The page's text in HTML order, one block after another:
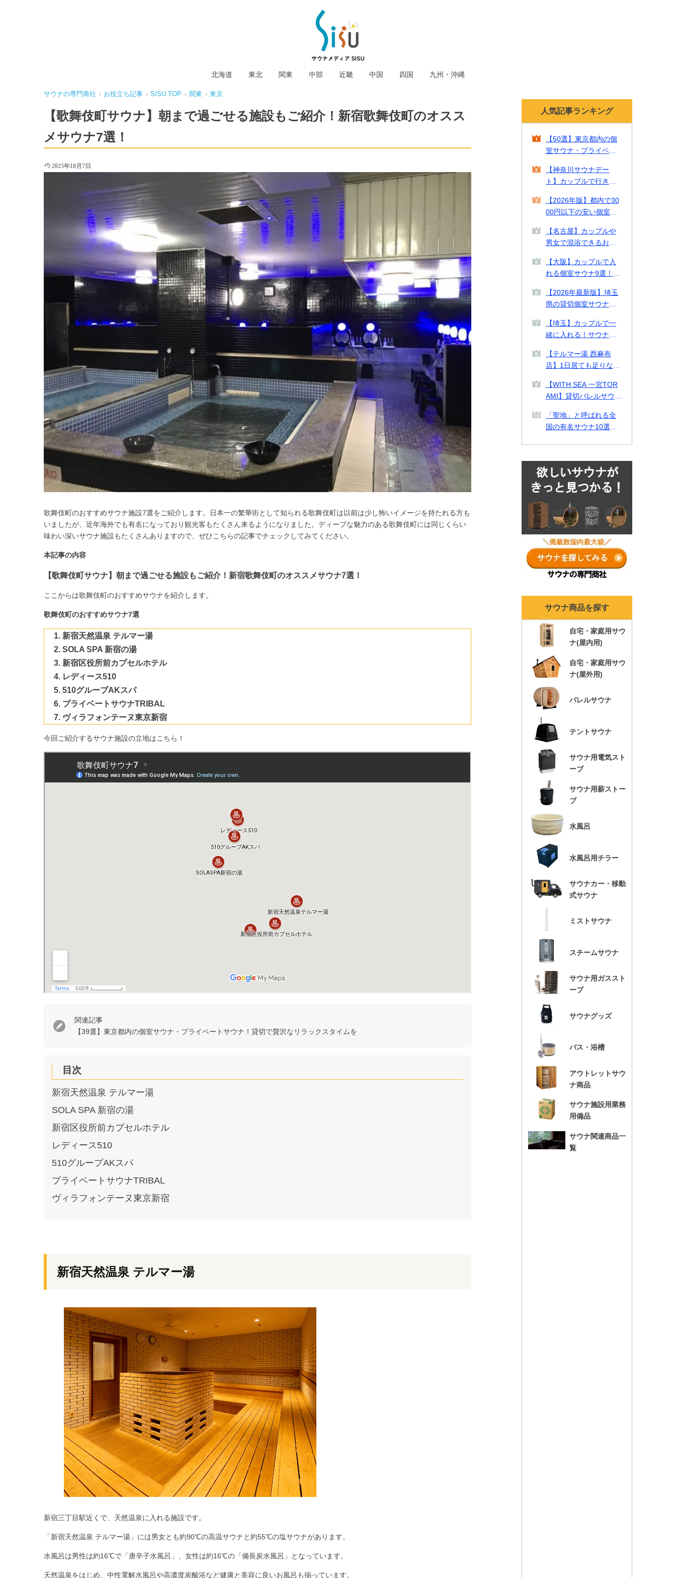
北海道 東北 関東 中部 近畿 中国 四国 九州・沖縄
サウナの専門商社 › お役立ち記事 › SISU TOP › 関東 › 東京
【歌舞伎町サウナ】朝まで過ごせる施設もご紹介！新宿歌舞伎町のオスス
メサウナ7選！
2025年10月7日
歌舞伎町のおすすめサウナ施設7選をご紹介します。日本一の繁華街として知られる歌舞伎町は以前は少し怖いイメージを持たれる方も
いましたが、近年海外でも有名になっており観光客もたくさん来るようになりました。ディープな魅力のある歌舞伎町には同じくらい
味わい深いサウナ施設もたくさんありますので、ぜひこちらの記事でチェックしてみてください。
本記事の内容
【歌舞伎町サウナ】朝まで過ごせる施設もご紹介！新宿歌舞伎町のオススメサウナ7選！
ここからは歌舞伎町のおすすめサウナを紹介します。
歌舞伎町のおすすめサウナ7選
新宿天然温泉 テルマー湯
SOLA SPA 新宿の湯
新宿区役所前カプセルホテル
レディース510
510グループAKスパ
プライベートサウナTRIBAL
ヴィラフォンテーヌ東京新宿
今回ご紹介するサウナ施設の立地はこちら！
関連記事
【39選】東京都内の個室サウナ・プライベートサウナ！貸切で贅沢なリラックスタイムを
目次
新宿天然温泉 テルマー湯
SOLA SPA 新宿の湯
新宿区役所前カプセルホテル
レディース510
510グループAKスパ
プライベートサウナTRIBAL
ヴィラフォンテーヌ東京新宿
新宿天然温泉 テルマー湯
新宿三丁目駅近くで、 天然温泉に入れる施設です。
「新宿天然温泉 テルマー湯」には男女とも約90℃の高温サウナと約55℃の塩サウナがあります。
水風呂は男性は約16℃で「唐辛子水風呂 」、女性は約16℃の「備長炭水風呂 」となっています。
天然温泉をはじめ、中性電解水風呂や高濃度炭酸浴など健康と美容に良いお風呂も揃っています。
人気記事ランキング
【50選】東京都内の個
室サウナ・プライベー
なリラックスタイムを
【2026年最新】
【神奈川サウナデー
ト】カップルで行きた
2選をご紹介！
【2026年版】都内で30
00円以下の安い個室サ
る施設を徹底比較【料
金表付き】
【名古屋】カップルや
男女で混浴できるおす
プライベートサウナ9
選！
【大阪】カップルで入
れる個室サウナ9選！貸
サウナや2026年最新施
設も紹介！
【2026年最新版】埼玉
県の貸切個室サウナ・
すすめ14選！カップル
や男女で使える施設も
紹介
【埼玉】カップルで一
緒に入れる！サウナデ
紹介！
【テルマー湯 西麻布
店】1日居ても足りない
をとっても高クオリテ
ィな西麻布テルマー湯
を徹底解剖！
【WITH SEA 一宮TOR
AMI】貸切バレルサウナ
一宮TORAMIで海とサ
ウナを味わう
「聖地」と呼ばれる全
国の有名サウナ10選！
ナランキングも各年ま
とめ！
サウナ商品を探す
自宅・家庭用サウ
ナ(屋内用)
自宅・家庭用サウ
ナ(屋外用)
バレルサウナ
テントサウナ
サウナ用電気スト
ーブ
サウナ用薪ストー
ブ
水風呂
水風呂用チラー
サウナカー・移動
式サウナ
ミストサウナ
スチームサウナ
サウナ用ガススト
ーブ
サウナグッズ
バス・浴槽
アウトレットサウ
ナ商品
サウナ施設用業務
用備品
サウナ関連商品一
覧